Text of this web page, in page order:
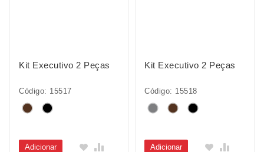
Kit Executivo 2 Peças
Código: 15517
Adicionar
Kit Executivo 2 Peças
Código: 15518
Adicionar